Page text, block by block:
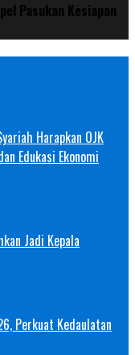
Pasukan Kesiapan
Harapkan OJK
Edukasi Ekonomi
Jadi Kepala
Perkuat Kedaulatan